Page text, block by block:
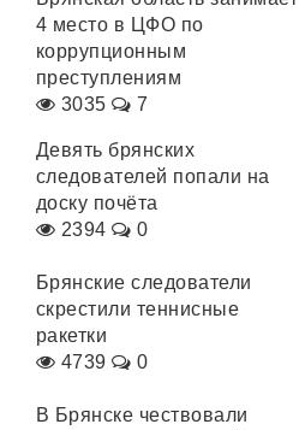
4 место в ЦФО по
коррупционным
преступлениям
3035
7
Девять брянских
следователей попали на
доску почёта
2394
0
Брянские следователи
скрестили теннисные
ракетки
4739
0
В Брянске чествовали